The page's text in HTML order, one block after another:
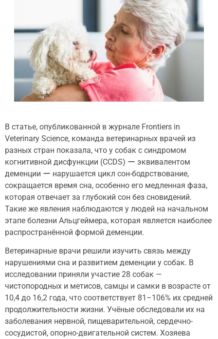
В статье, опубликованной в журнале Frontiers in
Veterinary Science, команда ветеринарных врачей из
разных стран показала, что у собак с синдромом
когнитивной дисфункции (CCDS) ー эквивалентом
деменции ー нарушается цикл сон-бодрствование,
сокращается время сна, особенно его медленная фаза,
которая отвечает за глубокий сон без сновидений.
Такие же явления наблюдаются у людей на начальном
этапе болезни Альцгеймера, которая является наиболее
распространённой формой деменции.
Ветеринарные врачи решили изучить связь между
нарушениями сна и развитием деменции у собак. В
исследовании приняли участие 28 собак —
чистопородных и метисов, самцы и самки в возрасте от
10,4 до 16,2 года, что соответствует 81–106% их средней
продолжительности жизни. Учёные обследовали их на
заболевания нервной, пищеварительной, сердечно-
сосудистой, опорно-двигательной систем. Хозяева